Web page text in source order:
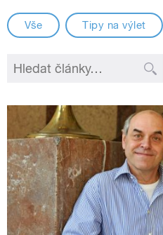
Vše Tipy na výlet